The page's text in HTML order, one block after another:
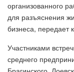
организованного
для разъяснения
бизнеса, передает
Участниками
среднего